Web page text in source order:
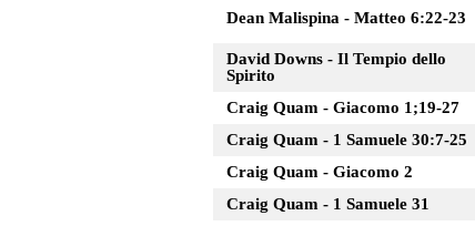
Dean Malispina - Matteo 6:22-23
David Downs - Il Tempio dello
Spirito
Craig Quam - Giacomo 1;19-27
Craig Quam - 1 Samuele 30:7-25
Craig Quam - Giacomo 2
Craig Quam - 1 Samuele 31